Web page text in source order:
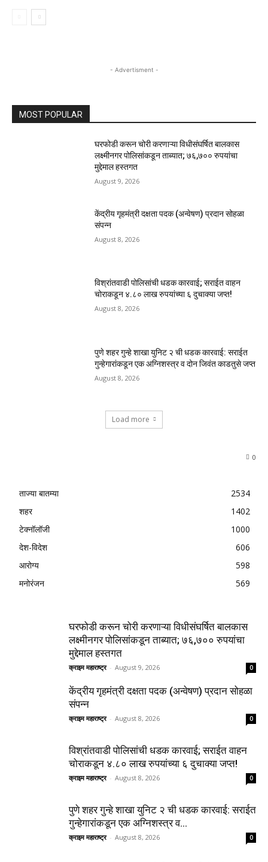
- Advertisment -
MOST POPULAR
घरफोडी करून चोरी करणाऱ्या विधीसंघर्षित बालकास
लक्ष्मीनगर पोलिसांकडून ताब्यात; ७६,७०० रुपयांचा
मुद्देमाल हस्तगत
August 9, 2026
केंद्रीय गृहमंत्री दक्षता पदक (अन्वेषण) प्रदान सोहळा
संपन्न
August 8, 2026
विश्रांतवाडी पोलिसांची धडक कारवाई; सराईत वाहन
चोराकडून ४.८० लाख रुपयांच्या ६ दुचाक्या जप्त!
August 8, 2026
पुणे शहर गुन्हे शाखा युनिट २ ची धडक कारवाई: सराईत
गुन्हेगारांकडून एक अग्निशस्त्र व दोन जिवंत काडतुसे जप्त
August 8, 2026
Load more
0
ताज्या बातम्या
2534
शहर
1402
टेक्नॉलॉजी
1000
देश-विदेश
606
आरोग्य
598
मनोरंजन
569
घरफोडी करून चोरी करणाऱ्या विधीसंघर्षित बालकास
लक्ष्मीनगर पोलिसांकडून ताब्यात; ७६,७०० रुपयांचा
मुद्देमाल हस्तगत
क्राइम महाराष्ट्र - August 9, 2026 0
केंद्रीय गृहमंत्री दक्षता पदक (अन्वेषण) प्रदान सोहळा
संपन्न
क्राइम महाराष्ट्र - August 8, 2026 0
विश्रांतवाडी पोलिसांची धडक कारवाई; सराईत वाहन
चोराकडून ४.८० लाख रुपयांच्या ६ दुचाक्या जप्त!
क्राइम महाराष्ट्र - August 8, 2026 0
पुणे शहर गुन्हे शाखा युनिट २ ची धडक कारवाई: सराईत
गुन्हेगारांकडून एक अग्निशस्त्र व...
क्राइम महाराष्ट्र - August 8, 2026 0